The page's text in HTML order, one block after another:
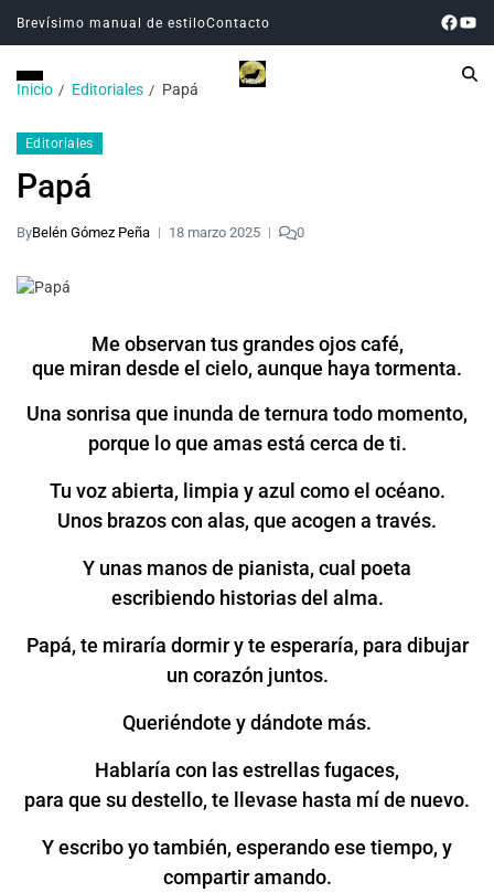
Brevísimo manual de estiloContacto
Inicio Editoriales Papá
Editoriales
Papá
ByBelén Gómez Peña 18 marzo 2025 0
Me observan tus grandes ojos café,
que miran desde el cielo, aunque haya tormenta.
Una sonrisa que inunda de ternura todo momento,
porque lo que amas está cerca de ti.
Tu voz abierta, limpia y azul como el océano.
Unos brazos con alas, que acogen a través.
Y unas manos de pianista, cual poeta
escribiendo historias del alma.
Papá, te miraría dormir y te esperaría, para dibujar
un corazón juntos.
Queriéndote y dándote más.
Hablaría con las estrellas fugaces,
para que su destello, te llevase hasta mí de nuevo.
Y escribo yo también, esperando ese tiempo, y
compartir amando.